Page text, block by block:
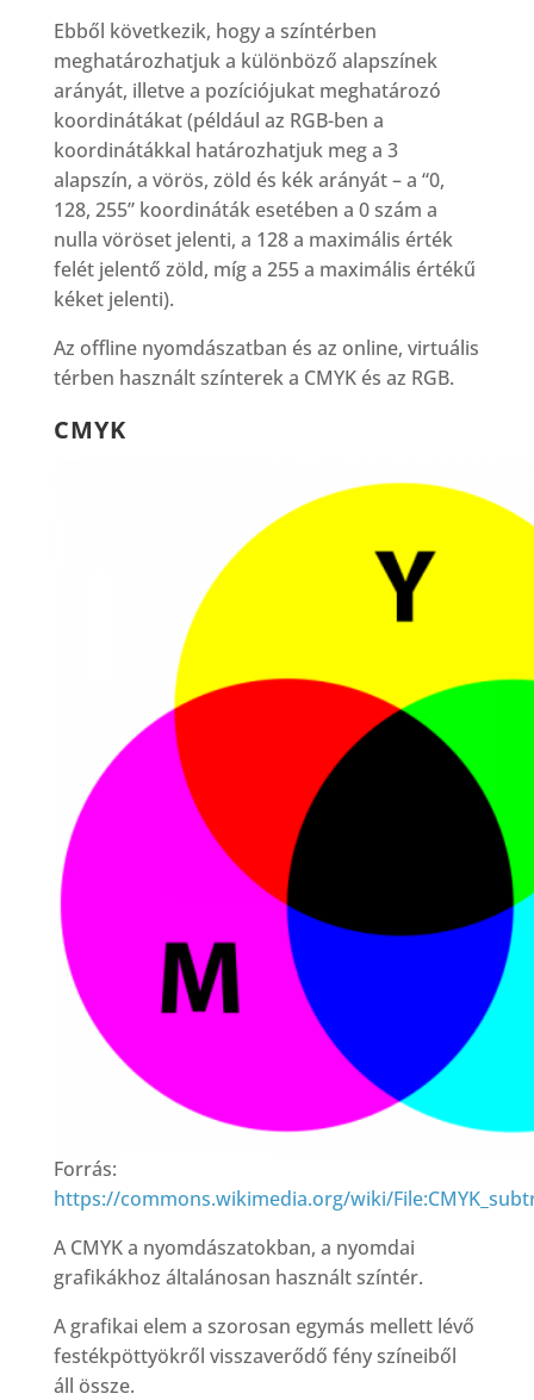
Ebből következik, hogy a színtérben
meghatározhatjuk a különböző alapszínek
arányát, illetve a pozíciójukat meghatározó
koordinátákat (például az RGB-ben a
koordinátákkal határozhatjuk meg a 3
alapszín, a vörös, zöld és kék arányát – a “0,
128, 255” koordináták esetében a 0 szám a
nulla vöröset jelenti, a 128 a maximális érték
felét jelentő zöld, míg a 255 a maximális értékű
kéket jelenti).
Az offline nyomdászatban és az online, virtuális
térben használt színterek a CMYK és az RGB.
CMYK
Forrás:
https://commons.wikimedia.org/wiki/
A CMYK a nyomdászatokban, a nyomdai
grafikákhoz általánosan használt színtér.
A grafikai elem a szorosan egymás mellett lévő
festékpöttyökről visszaverődő fény színeiből
áll össze.